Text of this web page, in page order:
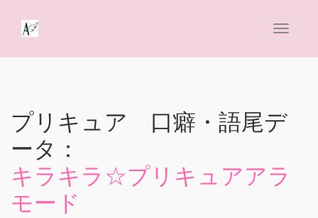
プリキュア 口癖・語尾デ
ータ：
キラキラ☆プリキュアアラ
モード